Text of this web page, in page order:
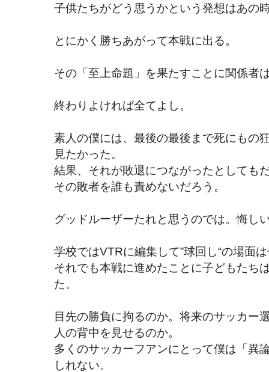
子供たちがどう思うかという発想はあの
とにかく勝ちあがって本戦に出る。
その「至上命題」を果たすことに関係者
終わりよければ全てよし。
素人の僕には、最後の最後まで死にもの
見たかった。
結果、それが敗退につながったとしても
その敗者を誰も責めないだろう。
グッドルーザーたれと思うのでは。悔し
学校ではVTRに編集して”球回し“の場面
それでも本戦に進めたことに子どもたち
た。
目先の勝負に拘るのか。将来のサッカー
人の背中を見せるのか。
多くのサッカーフアンにとって僕は「異
しれない。